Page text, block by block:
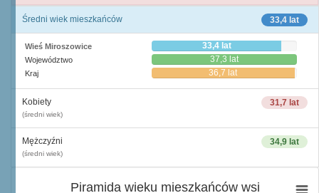
33,4 lat
Średni wiek mieszkańców
Wieś Miroszowice 33,4 lat
Województwo 37,3 lat
Kraj 36,7 lat
31,7 lat
Kobiety
(średni wiek)
34,9 lat
Mężczyźni
(średni wiek)
Piramida wieku mieszkańców wsi